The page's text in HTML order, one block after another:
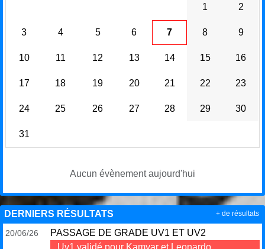
1 2
3 4 5 6 7 8 9
10 11 12 13 14 15 16
17 18 19 20 21 22 23
24 25 26 27 28 29 30
31
Aucun évènement aujourd'hui
DERNIERS RÉSULTATS
20/06/26
PASSAGE DE GRADE UV1 ET UV2
Uv1 validé pour Kamyar et Leonardo
+ de résultats